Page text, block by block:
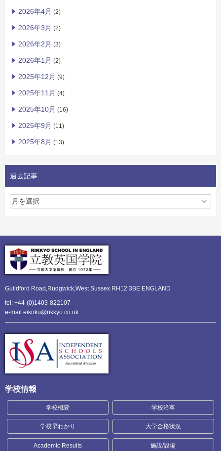
2026年4月 (2)
2026年3月 (2)
2026年2月 (3)
2026年1月 (2)
2025年12月 (9)
2025年11月 (4)
2025年10月 (16)
2025年9月 (11)
2025年8月 (13)
過去記事
Guildford Road,Rudgwick,West Sussex RH12 3BE ENGLAND
tel: +44-(0)1403-822107
e-mail:eikoku@rikkyo.co.uk
学校情報
学校概要 学校沿革
学校早わかり 大学合格状況
Academic Results 施設/設備